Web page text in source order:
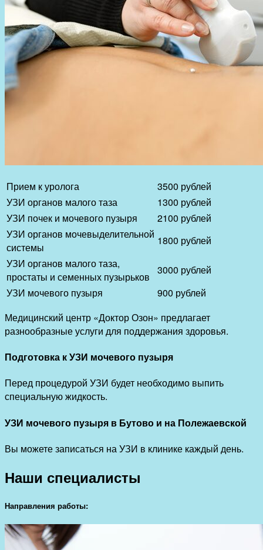
Прием к уролога
3500 рублей
УЗИ органов малого таза
1300 рублей
УЗИ почек и мочевого пузыря
2100 рублей
УЗИ органов мочевыделительной
системы
1800 рублей
УЗИ органов малого таза,
простаты и семенных пузырьков
3000 рублей
УЗИ мочевого пузыря
900 рублей
Медицинский центр «Доктор Озон» предлагает
разнообразные услуги для поддержания здоровья.
Подготовка к УЗИ мочевого пузыря
Перед процедурой УЗИ будет необходимо выпить
специальную жидкость.
УЗИ мочевого пузыря в Бутово и на Полежаевской
Вы можете записаться на УЗИ в клинике каждый день.
Наши специалисты
Направления работы: